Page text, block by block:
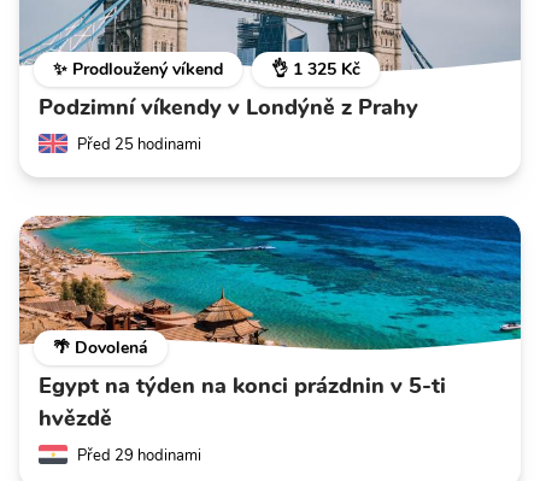
✨ Prodloužený víkend 👌 1 325 Kč
Podzimní víkendy v Londýně z Prahy
Před 25 hodinami
🌴 Dovolená
Egypt na týden na konci prázdnin v 5-ti
hvězdě
Před 29 hodinami